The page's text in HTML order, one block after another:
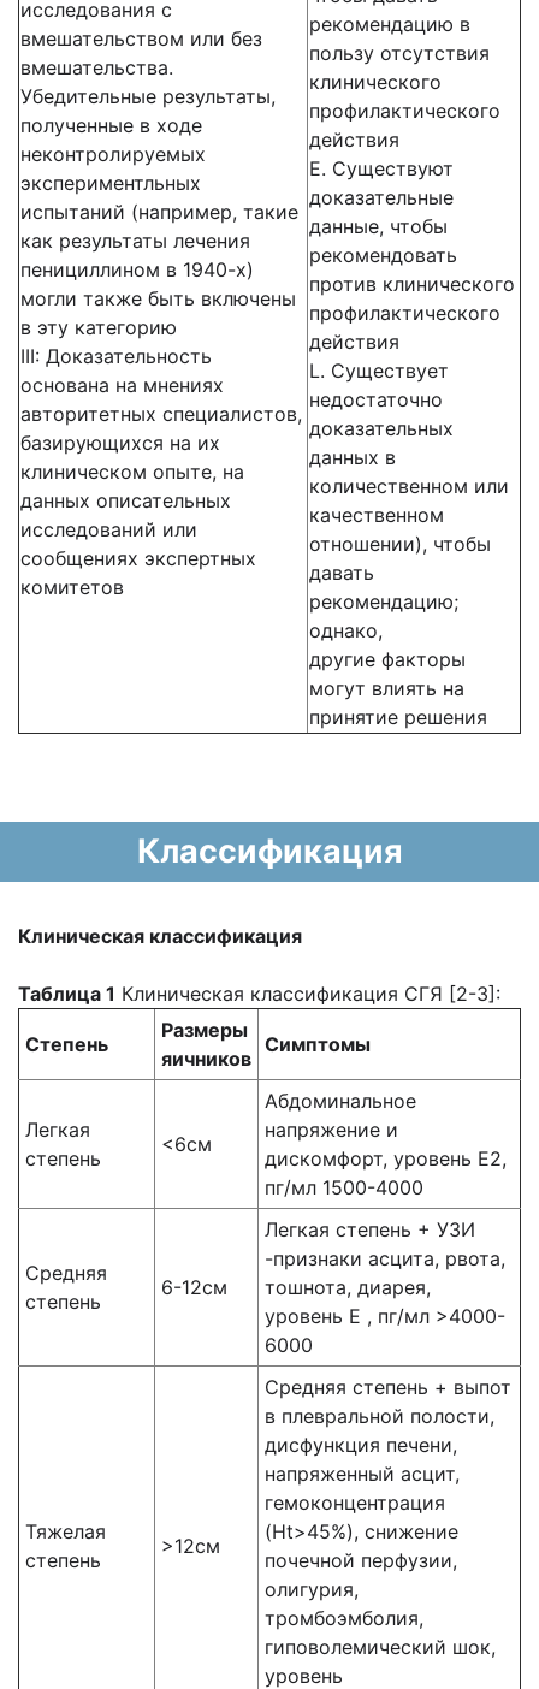
исследования с
вмешательством или без
вмешательства.
Убедительные результаты,
полученные в ходе
неконтролируемых
экспериментльных
испытаний (например, такие
как результаты лечения
пенициллином в 1940-х)
могли также быть включены
в эту категорию
III: Доказательность
основана на мнениях
авторитетных специалистов,
базирующихся на их
клиническом опыте, на
данных описательных
исследований или
сообщениях экспертных
комитетов
рекомендацию в
пользу отсутствия
клинического
профилактического
действия
E. Существуют
доказательные
данные, чтобы
рекомендовать
против клинического
профилактического
действия
L. Существует
недостаточно
доказательных
данных в
количественном или
качественном
отношении), чтобы
давать
рекомендацию;
однако,
другие факторы
могут влиять на
принятие решения
Классификация
Клиническая классификация
Таблица 1 Клиническая классификация СГЯ [2-3]:
Степень
Размеры
яичников
Симптомы
Легкая
степень
<6см
Абдоминальное
напряжение и
дискомфорт, уровень Е2,
пг/мл 1500-4000
Средняя
степень
6-12см
Легкая степень + УЗИ
-признаки асцита, рвота,
тошнота, диарея,
уровень Е , пг/мл >4000-
6000
Тяжелая
степень
>12см
Средняя степень + выпот
в плевральной полости,
дисфункция печени,
напряженный асцит,
гемоконцентрация
(Ht>45%), снижение
почечной перфузии,
олигурия,
тромбоэмболия,
гиповолемический шок,
уровень